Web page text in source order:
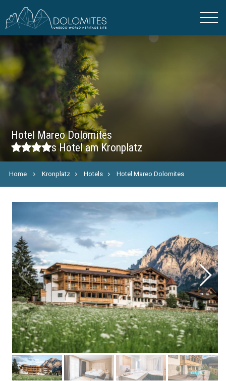
Hotel Mareo Dolomites
sHotel am Kronplatz
Home Kronplatz Hotels Hotel Mareo Dolomites